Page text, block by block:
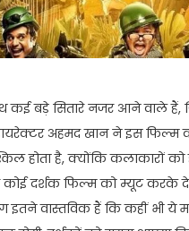
कई बड़े सितारे नजर आने वाले
अहमद खान ने इस फिल्म
होता है, क्योंकि कलाकारों को
कोई दर्शक फिल्म को म्यूट
इतने वास्तविक हैं कि कहीं भी ये